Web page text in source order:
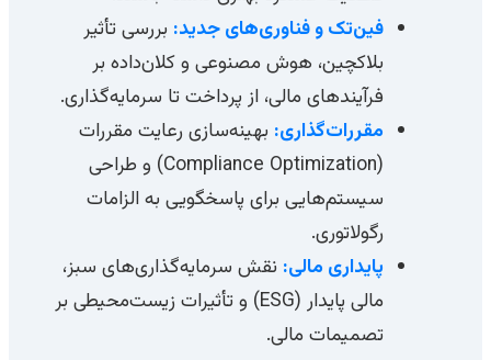
فین‌تک و فناوری‌های جدید: بررسی تأثیر
بلاکچین، هوش مصنوعی و کلان‌داده بر
فرآیندهای مالی، از پرداخت تا سرمایه‌گذاری.
مقررات‌گذاری: بهینه‌سازی رعایت مقررات
(Compliance Optimization) و طراحی
سیستم‌هایی برای پاسخگویی به الزامات
رگولاتوری.
پایداری مالی: نقش سرمایه‌گذاری‌های سبز،
مالی پایدار (ESG) و تأثیرات زیست‌محیطی بر
تصمیمات مالی.